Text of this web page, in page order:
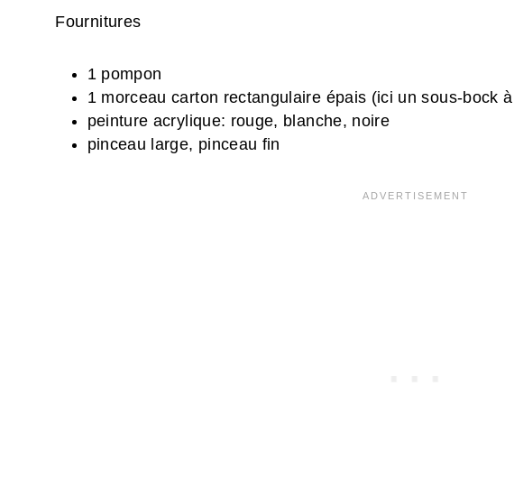
Fournitures
1 pompon
1 morceau carton rectangulaire épais (ici un sous-bock
peinture acrylique: rouge, blanche, noire
pinceau large, pinceau fin